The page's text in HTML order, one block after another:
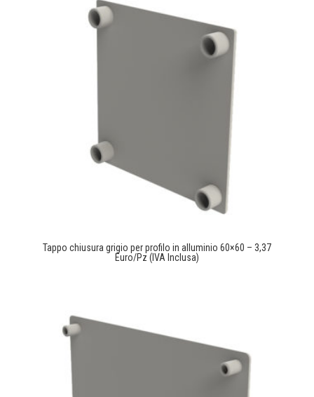
Tappo chiusura grigio per profilo in alluminio 60×60 – 3,37
Euro/Pz (IVA Inclusa)